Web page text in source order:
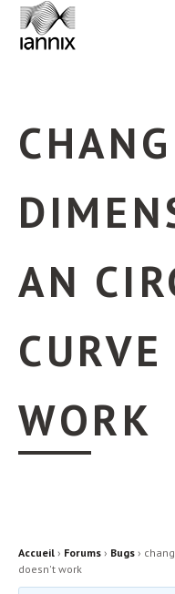
AN
WORK
Accueil › Forums › Bugs ›
doesn't work